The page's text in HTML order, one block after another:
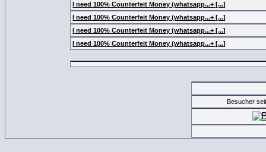
I need 100% Counterfeit Money (whatsapp...+ [...]
I need 100% Counterfeit Money (whatsapp...+ [...]
I need 100% Counterfeit Money (whatsapp...+ [...]
I need 100% Counterfeit Money (whatsapp...+ [...]
Besucher